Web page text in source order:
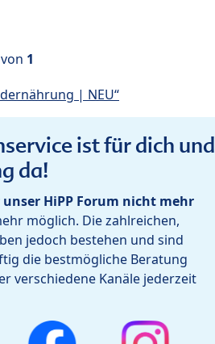
von 1
| NEU“
ist für dich und
da!
HiPP Forum nicht mehr
möglich. Die zahlreichen,
jedoch bestehen und sind
die bestmögliche Beratung
verschiedene Kanäle jederzeit